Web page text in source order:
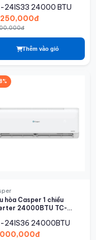
24IS33 24000 BTU
Thêm vào giỏ
hòa Casper 1 chiều
24000BTU TC-
24IS36 24000BTU